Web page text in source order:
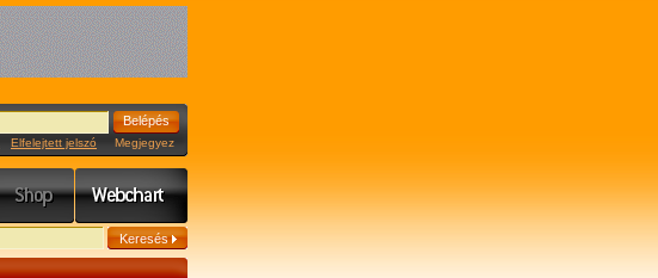
Elfelejtett jelszó Megjegyez